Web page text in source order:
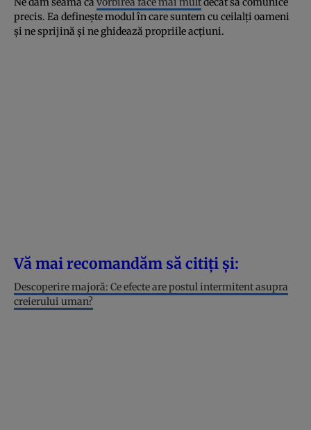
precis. Ea definește modul în care suntem cu ceilalți oameni
și ne sprijină și ne ghidează propriile acțiuni.
Vă mai recomandăm să citiți și:
Descoperire majoră: Ce efecte are postul intermitent asupra
creierului uman?